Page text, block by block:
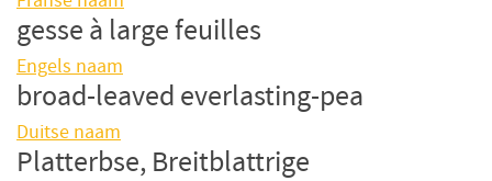
gesse à large feuilles
Engels naam
broad-leaved everlasting-pea
Duitse naam
Platterbse, Breitblattrige